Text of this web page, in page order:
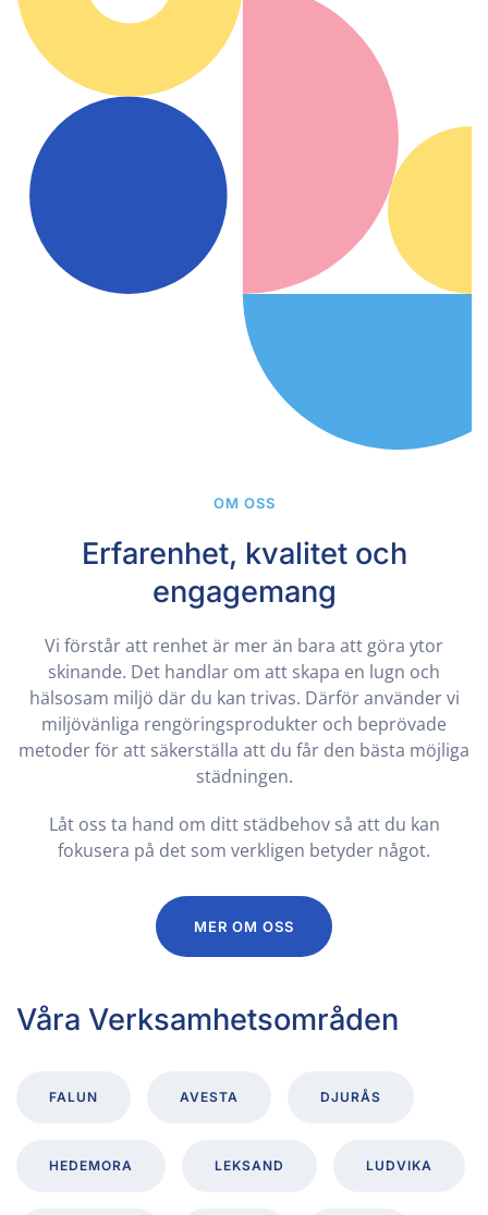
OM OSS
Erfarenhet, kvalitet och
engagemang
Vi förstår att renhet är mer än bara att göra ytor
skinande. Det handlar om att skapa en lugn och
hälsosam miljö där du kan trivas. Därför använder vi
miljövänliga rengöringsprodukter och beprövade
metoder för att säkerställa att du får den bästa möjliga
städningen.
Låt oss ta hand om ditt städbehov så att du kan
fokusera på det som verkligen betyder något.
MER OM OSS
Våra Verksamhetsområden
FALUN AVESTA DJURÅS
HEDEMORA LEKSAND LUDVIKA